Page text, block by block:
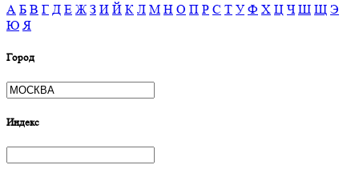
А Б В Г Д Е Ж З И Й К Л М Н О П Р С Т У Ф Х Ц Ч Ш Щ Э
Ю Я
Город
Индекс